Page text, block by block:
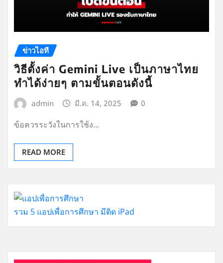
ข่าวไอที
วิธีตั้งค่า Gemini Live เป็นภาษาไทย
ทำได้ง่ายๆ ตามขั้นตอนดังนี้
admin มี.ค. 14, 2025 0
ข้อควรระวังในการใช้ง…
READ MORE
รวม 5 แอปเพื่อการศึกษา มีติด iPad